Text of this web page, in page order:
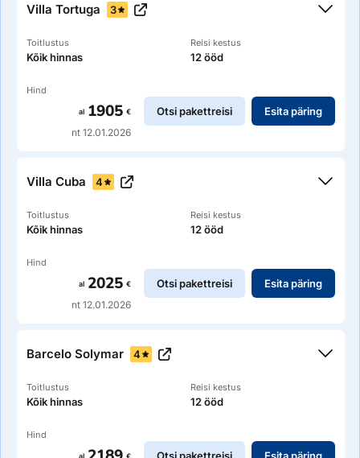
Villa Tortuga 3
Toitlustus
Kõik hinnas
Reisi kestus
12 ööd
Hind
al 1905 €
nt 12.01.2026
Otsi pakettreisi Esita päring
Tagasihoidlik ja väikese territooriumiga hotell asub 200 m
Villa Cuba 4
Toitlustus
Kõik hinnas
Reisi kestus
12 ööd
Hind
al 2025 €
nt 12.01.2026
Otsi pakettreisi Esita päring
Barcelo Solymar 4
Toitlustus
Kõik hinnas
Reisi kestus
12 ööd
Hind
al €